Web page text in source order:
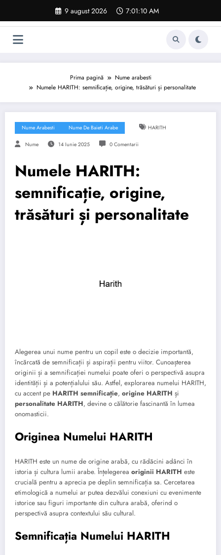
conținut
9 august 2026 7:01:11 AM
Prima pagină
Nume arabesti
Numele HARITH: semnificație, origine, trăsături și personalitate
Nume Arabesti Nume De Baieti Arabe HARITH
Nume 14 Iunie 2025 0 Comentarii
Numele HARITH:
semnificație, origine,
trăsături și personalitate
Alegerea unui nume pentru un copil este o decizie importantă,
încărcată de semnificații și aspirații pentru viitor. Cunoașterea
originii și a semnificației numelui poate oferi o perspectivă asupra
identității și a potențialului său. Astfel, explorarea numelui HARITH,
cu accent pe HARITH semnificație, origine HARITH și
personalitate HARITH, devine o călătorie fascinantă în lumea
onomasticii.
Originea Numelui HARITH
HARITH este un nume de origine arabă, cu rădăcini adânci în
istoria și cultura lumii arabe. Înțelegerea originii HARITH este
crucială pentru a aprecia pe deplin semnificația sa. Cercetarea
etimologică a numelui ar putea dezvălui conexiuni cu evenimente
istorice sau figuri importante din cultura arabă, oferind o
perspectivă asupra contextului său cultural.
Semnificația Numelui HARITH